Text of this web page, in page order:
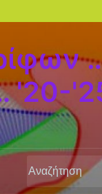
'20-
Αναζήτηση
για: